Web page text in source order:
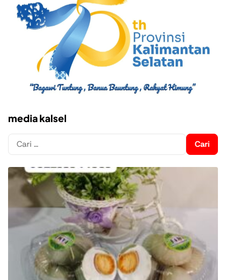
media kalsel
Cari
untuk: